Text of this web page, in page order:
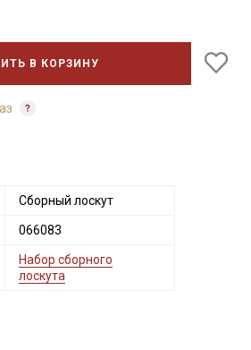
В КОРЗИНУ
Сборный лоскут
066083
Набор сборного
лоскута
скидки до 30% на узкие
тканей